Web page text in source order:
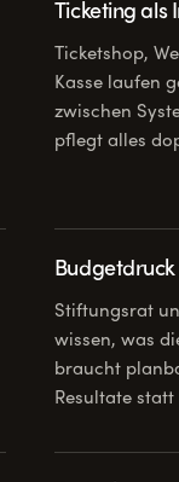
Ticketing als
Ticketshop,
Kasse laufen
zwischen
pflegt alles
Stiftungsrat
wissen, was
braucht
Resultate